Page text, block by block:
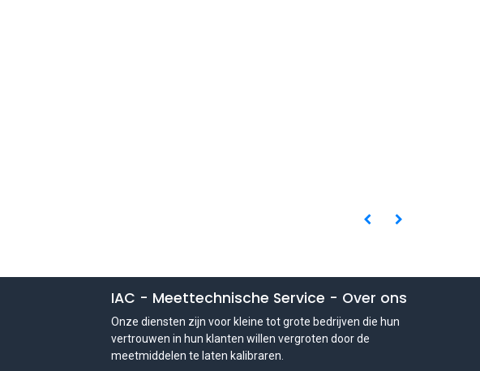
IAC - Meettechnische Service - Over ons
Onze diensten zijn voor kleine tot grote bedrijven die hun
vertrouwen in hun klanten willen vergroten door de
meetmiddelen te laten kalibraren.